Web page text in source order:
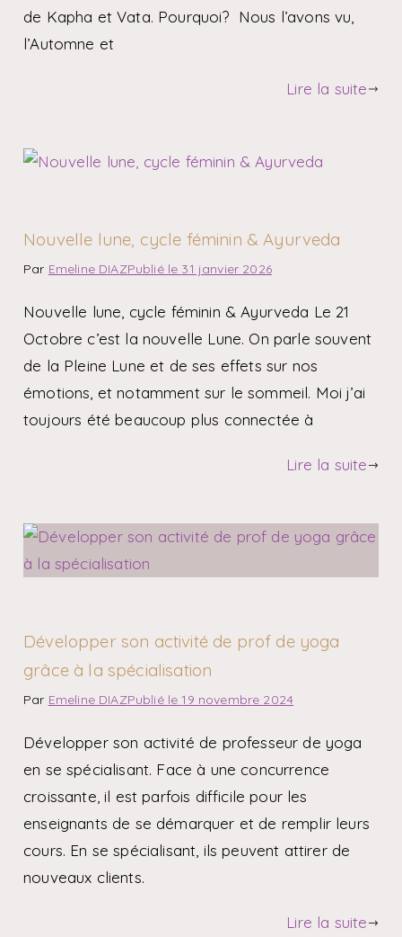
de Kapha et Vata. Pourquoi? Nous l’avons vu,
l’Automne et
Lire la suite
Nouvelle lune, cycle féminin & Ayurveda
Par Emeline DIAZPublié le 31 janvier 2026
Nouvelle lune, cycle féminin & Ayurveda Le 21
Octobre c’est la nouvelle Lune. On parle souvent
de la Pleine Lune et de ses effets sur nos
émotions, et notamment sur le sommeil. Moi j’ai
toujours été beaucoup plus connectée à
Lire la suite
Développer son activité de prof de yoga
grâce à la spécialisation
Par Emeline DIAZPublié le19 novembre 2024
Développer son activité de professeur de yoga
en se spécialisant. Face à une concurrence
croissante, il est parfois difficile pour les
enseignants de se démarquer et de remplir leurs
cours. En se spécialisant, ils peuvent attirer de
nouveaux clients.
Lire la suite